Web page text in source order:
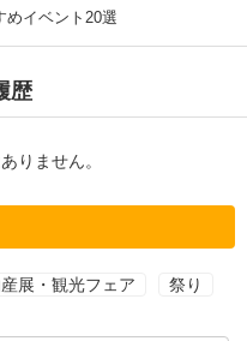
めイベント20選
歴
りません。
展・観光フェア 祭り